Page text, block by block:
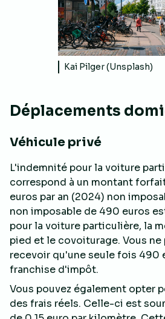
Kai Pilger (Unsplash)
Déplacements
Véhicule privé
L'indemnité pour la voiture
correspond à un montant
euros par an (2024) non
non imposable de 490 euros
pour la voiture particulière, la
pied et le covoiturage. Vous ne
recevoir qu'une seule fois 490
franchise d'impôt.
Vous pouvez également opter
des frais réels. Celle-ci est